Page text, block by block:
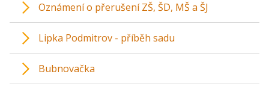
Oznámení o přerušení ZŠ, ŠD, MŠ a ŠJ
Lipka Podmitrov - příběh sadu
Bubnovačka